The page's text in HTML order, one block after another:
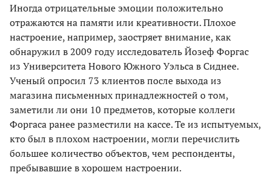
Иногда отрицательные эмоции положительно
отражаются на памяти или креативности. Плохое
настроение, например, заостряет внимание, как
обнаружил в 2009 году исследователь Йозеф Форгас
из Университета Нового Южного Уэльса в Сиднее.
Ученый опросил 73 клиентов после выхода из
магазина письменных принадлежностей о том,
заметили ли они 10 предметов, которые коллеги
Форгаса ранее разместили на кассе. Те из испытуемых,
кто был в плохом настроении, могли перечислить
большее количество объектов, чем респонденты,
пребывавшие в хорошем настроении.